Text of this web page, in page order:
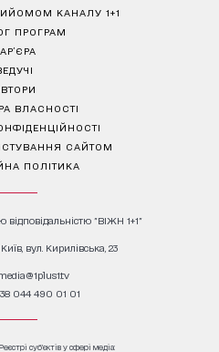
КАНАЛУ 1+1
ПРОГРАМ
ВЛАСНОСТІ
САЙТОМ
ПОЛІТИКА
"ВІЖН 1+1"
вул. Кирилівська, 23
044 490 01 01
суб’єктів у сфері медіа: